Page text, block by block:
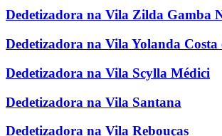
Dedetizadora na Vila Zilda Gamba
Dedetizadora na Vila Yolanda Costa
Dedetizadora na Vila Scylla Médici
Dedetizadora na Vila Santana
Dedetizadora na Vila Rebouças